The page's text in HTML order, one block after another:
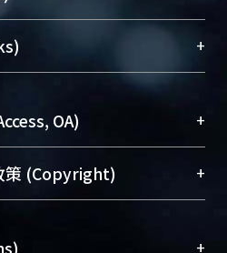
及學術能量，圖書館整合
術庫（AH）不同功能平
scholars。期能整合研
保存學術產出、推廣研究
and promote researcher
Library integrates the
with “Academic
Library)
(Social
+
OA) +
提升資訊取用性的社會運
透過將研究著作公開供使
研究發展、提升研究影響
策 (Copyright) +
+